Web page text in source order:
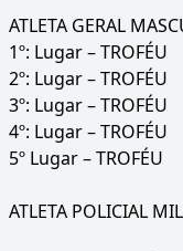
ATLETA GERAL
1º: Lugar – TROFÉU
2º: Lugar – TROFÉU
3º: Lugar – TROFÉU
4º: Lugar – TROFÉU
5º Lugar – TROFÉU
ATLETA POLICIAL